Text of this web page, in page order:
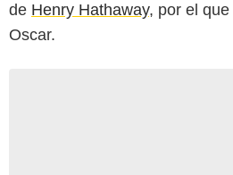
de Henry Hathaway, por el que
Oscar.